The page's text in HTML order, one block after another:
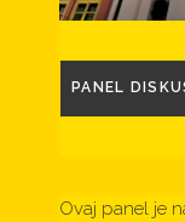
PANEL
Ovaj panel je